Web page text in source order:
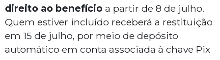
direito ao benefício a partir de 8 de julho.
Quem estiver incluído receberá a restituição
em 15 de julho, por meio de depósito
automático em conta associada à chave Pix